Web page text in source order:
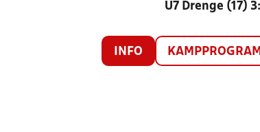
U7 Drenge (17)
INFO KAMPPROGRAM